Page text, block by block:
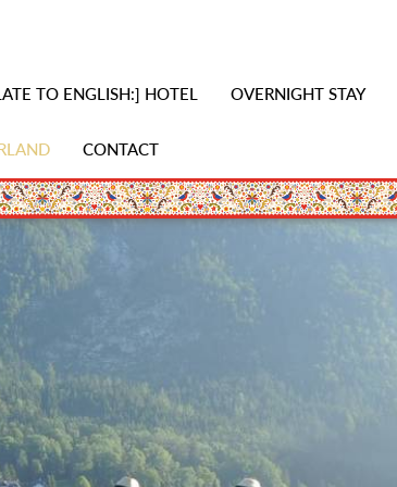
TO ENGLISH:] HOTEL OVERNIGHT STAY
CONTACT